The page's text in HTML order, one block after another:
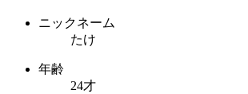
ニックネーム
たけ
年齢
24才